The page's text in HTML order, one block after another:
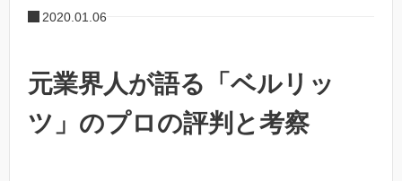
2020.01.06
元業界人が語る「ベルリッ
ツ」のプロの評判と考察